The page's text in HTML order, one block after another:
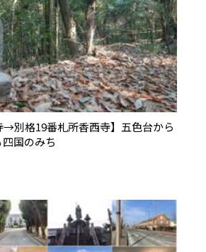
→別格19番札所香西寺】五色台から
国のみち